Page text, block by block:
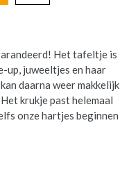
Het tafeltje is
up, juweeltjes en haar
daarna weer makkelijk
krukje past helemaal
onze hartjes beginnen